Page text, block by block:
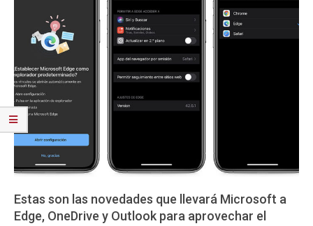
Estas son las novedades que llevará Microsoft a
Edge, OneDrive y Outlook para aprovechar el